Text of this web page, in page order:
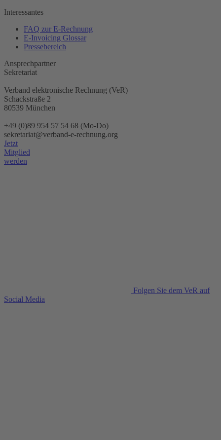
Interessantes
FAQ zur E-Rechnung
E-Invoicing Glossar
Pressebereich
Ansprechpartner
Sekretariat
Verband elektronische Rechnung (VeR)
Schackstraße 2
80539 München
+49 (0)89 954 57 54 68 (Mo-Do)
sekretariat@verband-e-rechnung.org
Jetzt
Mitglied
werden
Folgen Sie dem VeR auf
Social Media